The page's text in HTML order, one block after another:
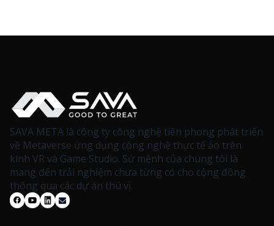
Tham gia vào quá trình phát triển từ lúc xây
SAVA META là công ty công nghệ tiên phong phát triển
về Metaverse ứng dụng công nghệ thực tế ảo trên
kính VR và Game Studio. Sứ mệnh của chúng tôi là
mang đến trải nghiệm chưa từng có cho cộng đồng
thông qua các dự án thú vị.